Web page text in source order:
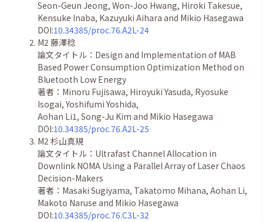
Seon-Geun Jeong, Won-Joo Hwang, Hiroki Takesue,
Kensuke Inaba, Kazuyuki Aihara and Mikio Hasegawa
DOI:10.34385/proc.76.A2L-24
M2 藤澤稔
論文タイトル：Design and Implementation of MAB
Based Power Consumption Optimization Method on
Bluetooth Low Energy
著者：Minoru Fujisawa, Hiroyuki Yasuda, Ryosuke
Isogai, Yoshifumi Yoshida,
Aohan Li1, Song-Ju Kim and Mikio Hasegawa
DOI:10.34385/proc.76.A2L-25
M2杉山真規
論文タイトル：Ultrafast Channel Allocation in
Downlink NOMA Using a Parallel Array of Laser Chaos
Decision-Makers
著者：Masaki Sugiyama, Takatomo Mihana, Aohan Li,
Makoto Naruse and Mikio Hasegawa
DOI:10.34385/proc.76.C3L-32